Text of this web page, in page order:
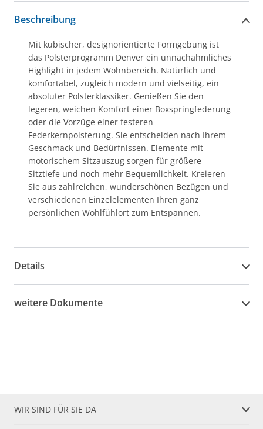
Beschreibung
Mit kubischer, designorientierte Formgebung ist
das Polsterprogramm Denver ein unnachahmliches
Highlight in jedem Wohnbereich. Natürlich und
komfortabel, zugleich modern und vielseitig, ein
absoluter Polsterklassiker. Genießen Sie den
legeren, weichen Komfort einer Boxspringfederung
oder die Vorzüge einer festeren
Federkernpolsterung. Sie entscheiden nach Ihrem
Geschmack und Bedürfnissen. Elemente mit
motorischem Sitzauszug sorgen für größere
Sitztiefe und noch mehr Bequemlichkeit. Kreieren
Sie aus zahlreichen, wunderschönen Bezügen und
verschiedenen Einzelelementen Ihren ganz
persönlichen Wohlfühlort zum Entspannen.
Details
weitere Dokumente
WIR SIND FÜR SIE DA